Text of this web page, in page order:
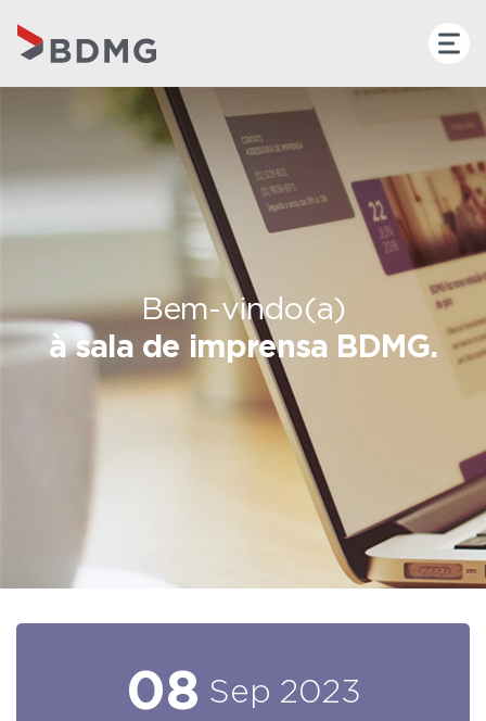
Bem-vindo(a)
à sala de imprensa BDMG.
08 Sep 2023